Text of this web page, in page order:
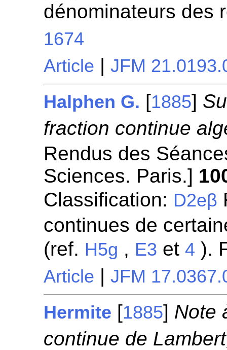
dénominateurs des
1674
Article |JFM
Halphen G. [1885]
fraction continue
Rendus des
Sciences. Paris.]
Classification: D2eβ
continues de
(ref. H5g , E3 et4 ).
Article |JFM
Hermite [1885] Note
continue de